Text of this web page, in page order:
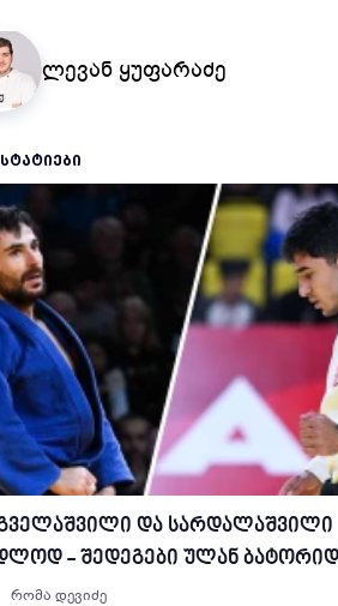
ლევან ყუფარაძე
და სარდალაშვილი
- შედეგები ულან
რომა დევიძე